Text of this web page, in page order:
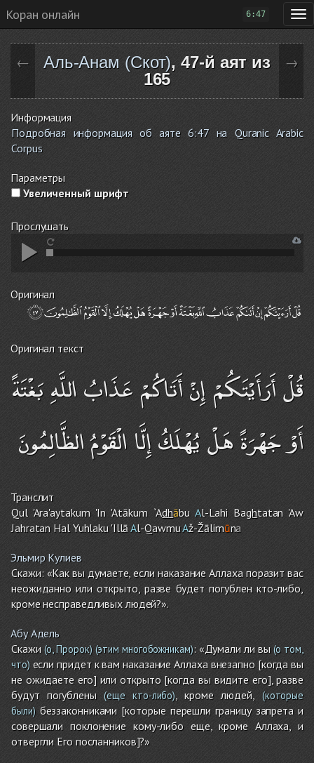
Коран онлайн 6:47
← Аль-Анам (Скот), 47-й аят из
165
→
Информация
Подробная информация об аяте 6:47 на Quranic Arabic
Corpus
Параметры
Увеличенный шрифт
Прослушать
Оригинал
Оригинал текст
قُلْ أَرَأَيْتَكُمْ إِنْ أَتَاكُمْ عَذَابُ اللَّهِ بَغْتَةً
أَوْ جَهْرَةً هَلْ يُهْلَكُ إِلَّا الْقَوْمُ الظَّالِمُونَ
Транслит
Qul 'Ara'aytakum'In 'Atākum`AdhābuAl-Lahi Baghtatan 'Aw
Jahratan Hal Yuhlaku 'IllāAl-QawmuAž-Žālimūna
Эльмир Кулиев
Скажи: «Как вы думаете, если наказание Аллаха поразит вас
неожиданно или открыто, разве будет погублен кто-либо,
кроме несправедливых людей?».
Абу Адель
Скажи(о, Пророк)(этим многобожникам): «Думали ли вы(о том,
что)если придет к вам наказание Аллаха внезапно [когда вы
не ожидаете его] или открыто [когда вы видите его], разве
будут погублены(еще кто-либо), кроме людей, (которые
были)беззаконниками [которые перешли границу запрета и
совершали поклонение кому-либо еще, кроме Аллаха, и
отвергли Его посланников]?»